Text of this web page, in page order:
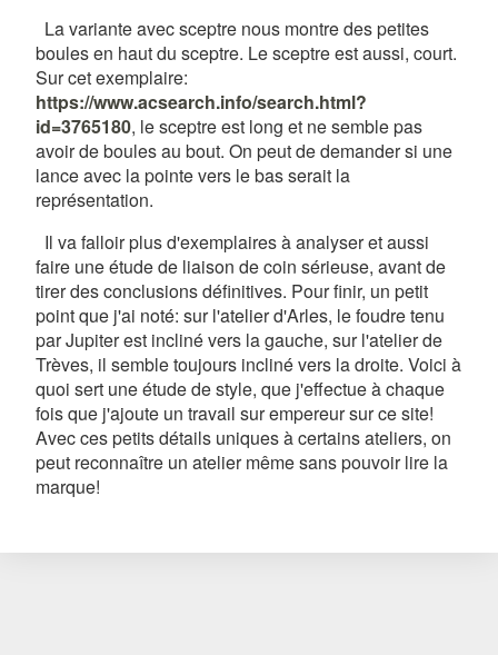
La variante avec sceptre nous montre des petites
boules en haut du sceptre. Le sceptre est aussi, court.
Sur cet exemplaire:
https://www.acsearch.info/search.html?
id=3765180, le sceptre est long et ne semble pas
avoir de boules au bout. On peut de demander si une
lance avec la pointe vers le bas serait la
représentation.
Il va falloir plus d'exemplaires à analyser et aussi
faire une étude de liaison de coin sérieuse, avant de
tirer des conclusions définitives. Pour finir, un petit
point que j'ai noté: sur l'atelier d'Arles, le foudre tenu
par Jupiter est incliné vers la gauche, sur l'atelier de
Trèves, il semble toujours incliné vers la droite. Voici à
quoi sert une étude de style, que j'effectue à chaque
fois que j'ajoute un travail sur empereur sur ce site!
Avec ces petits détails uniques à certains ateliers, on
peut reconnaître un atelier même sans pouvoir lire la
marque!